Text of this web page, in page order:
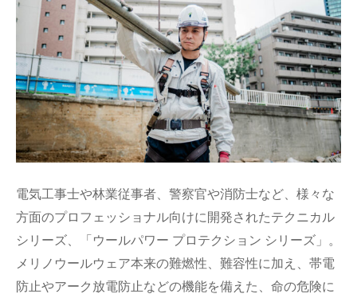
電気工事士や林業従事者、警察官や消防士など、様々な
方面のプロフェッショナル向けに開発されたテクニカル
シリーズ、「ウールパワー プロテクション シリーズ」。
メリノウールウェア本来の難燃性、難容性に加え、帯電
防止やアーク放電防止などの機能を備えた、命の危険に